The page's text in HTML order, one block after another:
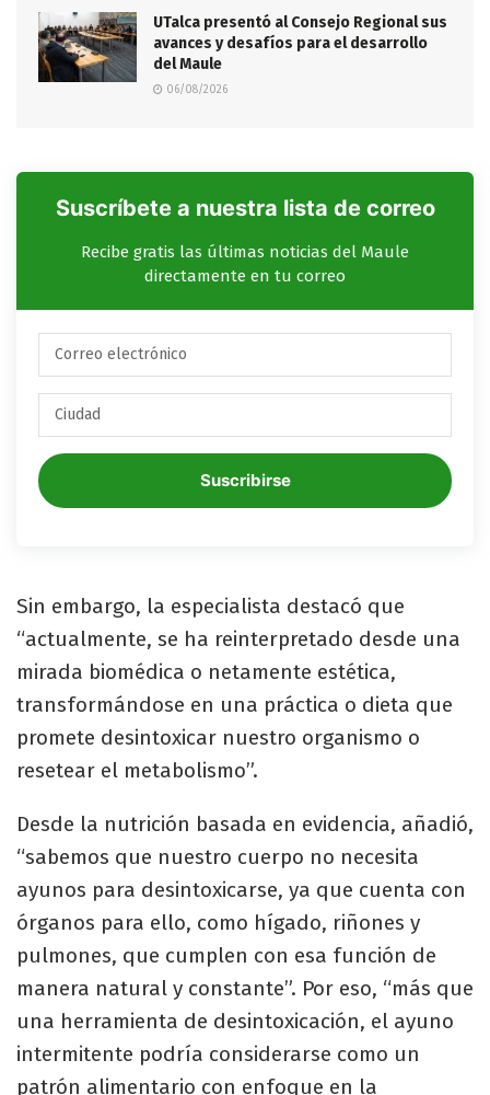
UTalca presentó al Consejo Regional sus
avances y desafíos para el desarrollo
del Maule
06/08/2026
Suscríbete a nuestra lista de correo
Recibe gratis las últimas noticias del Maule
directamente en tu correo
Suscribirse
Sin embargo, la especialista destacó que
“actualmente, se ha reinterpretado desde una
mirada biomédica o netamente estética,
transformándose en una práctica o dieta que
promete desintoxicar nuestro organismo o
resetear el metabolismo”.
Desde la nutrición basada en evidencia, añadió,
“sabemos que nuestro cuerpo no necesita
ayunos para desintoxicarse, ya que cuenta con
órganos para ello, como hígado, riñones y
pulmones, que cumplen con esa función de
manera natural y constante”. Por eso, “más que
una herramienta de desintoxicación, el ayuno
intermitente podría considerarse como un
patrón alimentario con enfoque en la